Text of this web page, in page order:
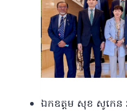
ឯកឧត្តម សុខ សូកេន រ